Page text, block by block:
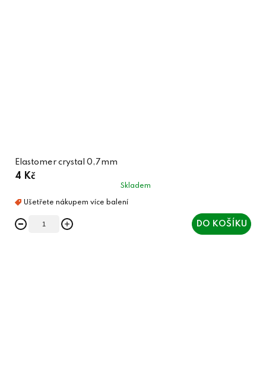
Elastomer crystal 0,7mm
4 Kč
Skladem
DO KOŠÍKU